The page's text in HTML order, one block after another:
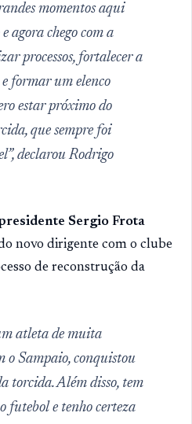
momentos aqui
agora chego com a
processos, fortalecer a
formar um elenco
estar próximo do
que sempre foi
declarou Rodrigo
Sergio Frota
novo dirigente com o clube
de reconstrução da
atleta de muita
o Sampaio, conquistou
torcida. Além disso, tem
futebol e tenho certeza